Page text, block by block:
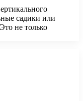
садики или
не только